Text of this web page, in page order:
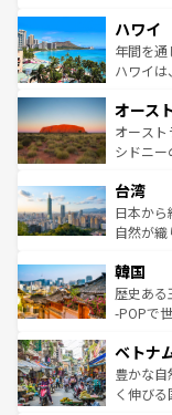
ば市内交
着のス
のような
ンメン
西部に
部のニュ
文化が魅
しみな
ならではの贅
情報は
ハワイ
年間を
ハワイ
ワイ島は
島だが、
おすす
れるおも
人々、
ク、伝
ワイを、存分に
はコンテ
オース
オースト
シドニ
リアリー
ク）、
ど、見
いる。ア
ビング
い。オー
参照して
台湾
日本か
自然が
ン）、静
と山間
驚きをも
容にもい
照してほ
韓国
歴史あ
-POPで
き、地方
できる
まで、
ベトナ
豊かな
く伸び